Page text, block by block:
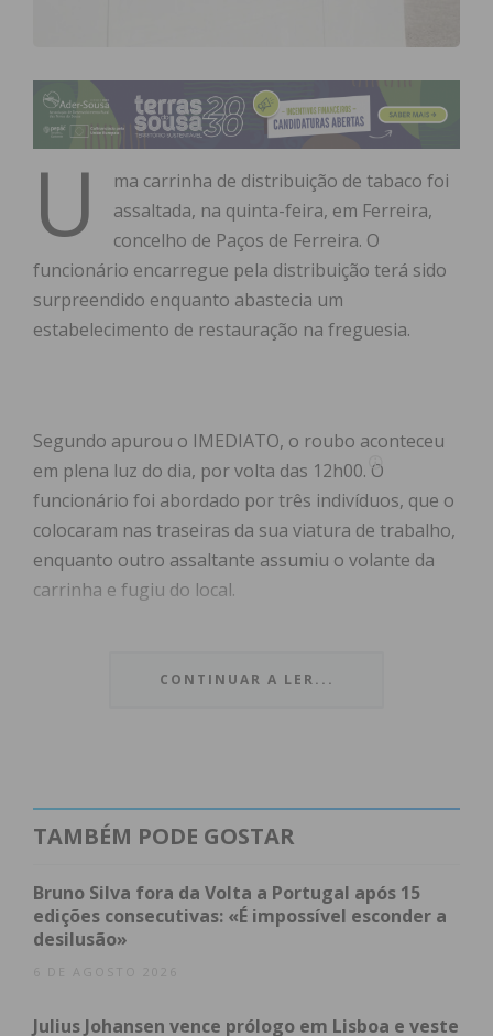
U
ma carrinha de distribuição de tabaco foi
assaltada, na quinta-feira, em Ferreira,
concelho de Paços de Ferreira. O
funcionário encarregue pela distribuição terá sido
surpreendido enquanto abastecia um
estabelecimento de restauração na freguesia.
Segundo apurou o IMEDIATO, o roubo aconteceu
em plena luz do dia, por volta das 12h00. O
funcionário foi abordado por três indivíduos, que o
colocaram nas traseiras da sua viatura de trabalho,
enquanto outro assaltante assumiu o volante da
carrinha e fugiu do local.
foi agredida pela quadrilha, que pretendia obter a
A vítima foi transportada para o Hospital Padre
Américo, em Penafiel, com ferimentos considerados
ligeiros.
Responderam à ocorrência os militares da GNR do
Posto Territorial de Freamunde, tendo a Polícia
CONTINUAR A LER...
TAMBÉM PODE GOSTAR
Bruno Silva fora da Volta a Portugal após 15
edições consecutivas: «É impossível esconder a
desilusão»
6 DE AGOSTO 2026
Julius Johansen vence prólogo em Lisboa e veste